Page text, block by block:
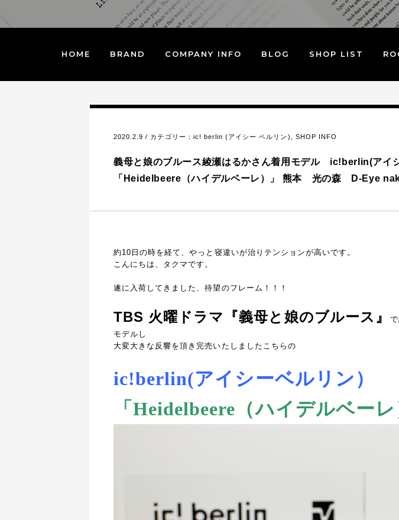
HOME BRAND COMPANY INFO BLOG SHOP LIST
2020.2.9 / カテゴリー： ic! berlin (アイシー ベルリン) SHOP INFO
義母と娘のブルース綾瀬はるかさん着用モデル ic!berlin(アイシ
「Heidelbeere（ハイデルベーレ）」 熊本 光の森 D-Eye
約10日の時を経て、やっと寝違いが治りテンションが高いです。
こんにちは、タクマです。
遂に入荷してきました、待望のフレーム！！！
TBS 火曜ドラマ『義母と娘のブルース』
モデルし
大変大きな反響を頂き完売いたしましたこちらの
ic!berlin(アイシーベルリン）
「Heidelbeere（ハイデルベーレ